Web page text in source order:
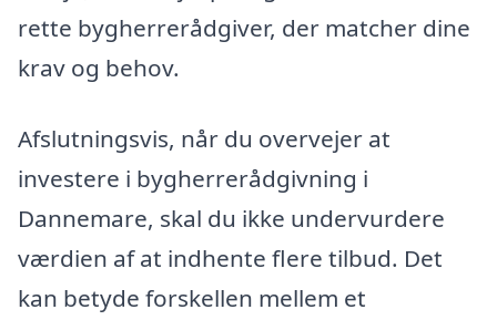
rette bygherrerådgiver, der matcher dine
krav og behov.
Afslutningsvis, når du overvejer at
investere i bygherrerådgivning i
Dannemare, skal du ikke undervurdere
værdien af at indhente flere tilbud. Det
kan betyde forskellen mellem et